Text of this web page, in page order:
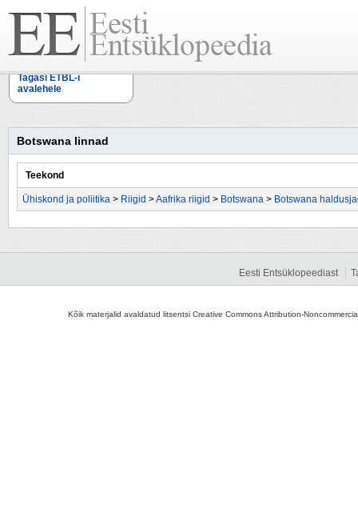
Tagasi ETBL-i
avalehele
Botswana linnad
Teekond
Ühiskond ja poliitika > Riigid >Aafrika riigid > Botswana > Botswana
Eesti Entsüklopeediast
Kõik materjalid avaldatud litsentsi Creative Commons Attribution-